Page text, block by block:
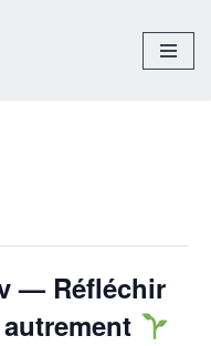
— Réfléchir